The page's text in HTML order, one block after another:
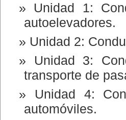
Unidad 1:
autoelevadores.
Unidad 2:
Unidad 3:
transporte de
Unidad 4:
automóviles.